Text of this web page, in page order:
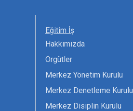
Eğitim İş
Hakkımızda
Örgütler
Merkez Yönetim Kurulu
Merkez Denetleme Kurulu
Merkez Disiplin Kurulu